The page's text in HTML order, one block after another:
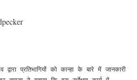
प्रतिभागियों को कान्हा के बारे में जानकारी